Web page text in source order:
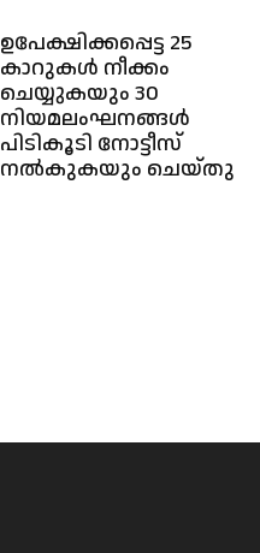
ഉപേക്ഷിക്കപ്പെട്ട 25
കാറുകൾ നീക്കം
ചെയ്യുകയും 30
നിയമലംഘനങ്ങൾ
പിടികൂടി നോട്ടീസ്
നൽകുകയും ചെയ്തു